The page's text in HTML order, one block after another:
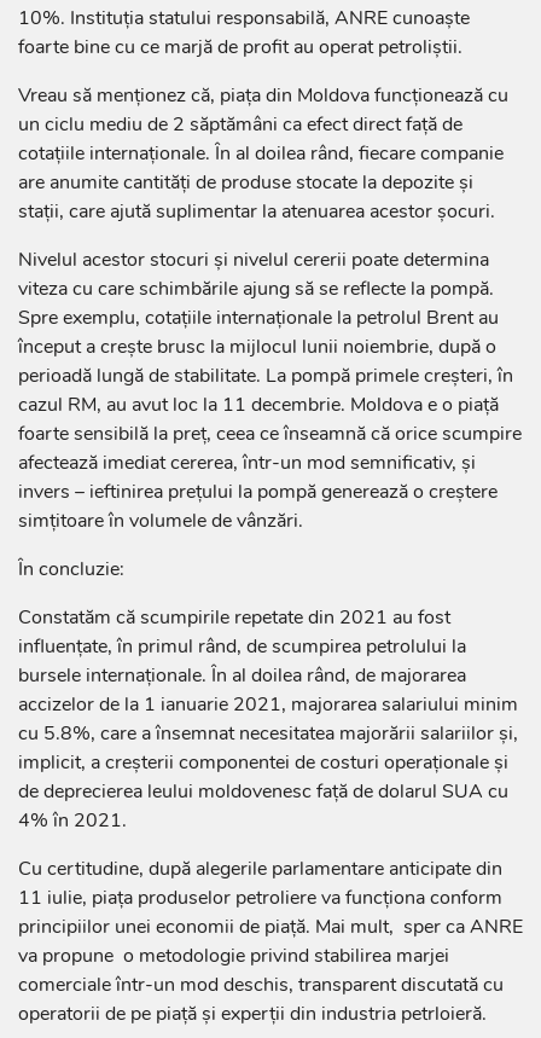
10%. Instituția statului responsabilă, ANRE cunoaște
foarte bine cu ce marjă de profit au operat petroliștii.
Vreau să menționez că, piața din Moldova funcționează cu
un ciclu mediu de 2 săptămâni ca efect direct față de
cotațiile internaționale. În al doilea rând, fiecare companie
are anumite cantități de produse stocate la depozite și
stații, care ajută suplimentar la atenuarea acestor șocuri.
Nivelul acestor stocuri și nivelul cererii poate determina
viteza cu care schimbările ajung să se reflecte la pompă.
Spre exemplu, cotațiile internaționale la petrolul Brent au
început a crește brusc la mijlocul lunii noiembrie, după o
perioadă lungă de stabilitate. La pompă primele creșteri, în
cazul RM, au avut loc la 11 decembrie. Moldova e o piață
foarte sensibilă la preț, ceea ce înseamnă că orice scumpire
afectează imediat cererea, într-un mod semnificativ, și
invers – ieftinirea prețului la pompă generează o creștere
simțitoare în volumele de vânzări.
În concluzie:
Constatăm că scumpirile repetate din 2021 au fost
influențate, în primul rând, de scumpirea petrolului la
bursele internaționale. În al doilea rând, de majorarea
accizelor de la 1 ianuarie 2021, majorarea salariului minim
cu 5.8%, care a însemnat necesitatea majorării salariilor și,
implicit, a creșterii componentei de costuri operaționale și
de deprecierea leului moldovenesc față de dolarul SUA cu
4% în 2021.
Cu certitudine, după alegerile parlamentare anticipate din
11 iulie, piața produselor petroliere va funcționa conform
principiilor unei economii de piață. Mai mult, sper ca ANRE
va propune o metodologie privind stabilirea marjei
comerciale într-un mod deschis, transparent discutată cu
operatorii de pe piață și experții din industria petrloieră.